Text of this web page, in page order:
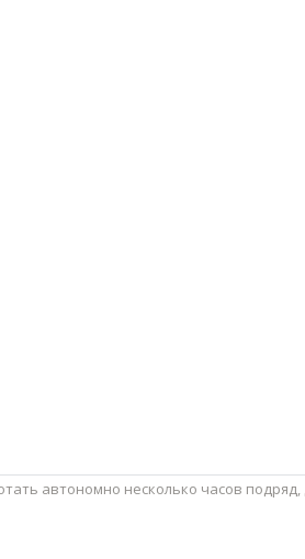
автономно несколько часов подряд,